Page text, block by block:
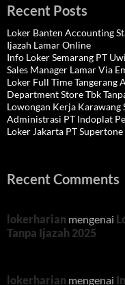
Recent Posts
Loker Banten Accounting
Ijazah Lamar Online
Info Loker Semarang PT
Sales Manager Lamar Via
Loker Full Time Tangerang
Department Store Tbk
Lowongan Kerja Karawang
Administrasi PT Indoplat
Loker Jakarta PT
Recent Comments
lokerharian mengenai
Tanpa Ijazah 2025
lokerharian mengenai